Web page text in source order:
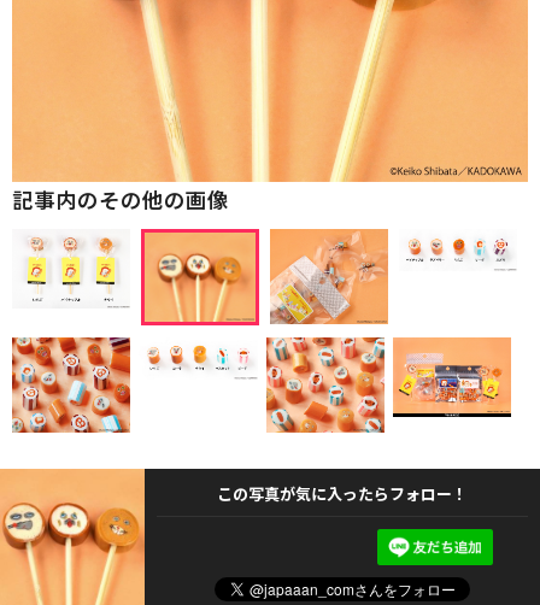
記事内のその他の画像
この写真が気に入ったらフォロー！